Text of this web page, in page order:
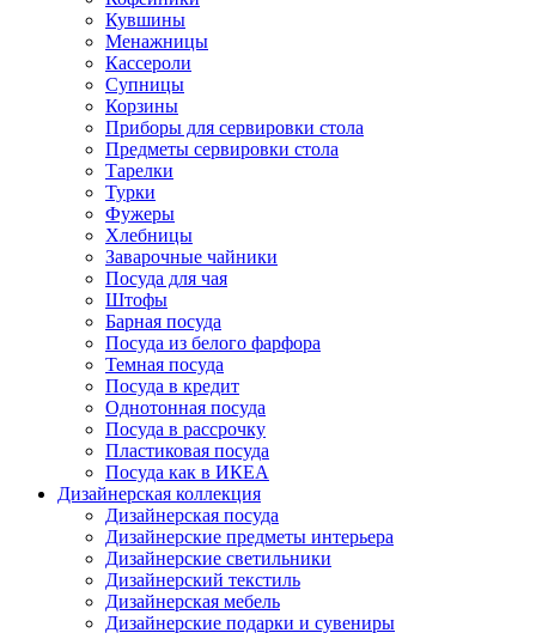
Кувшины
Менажницы
Кассероли
Супницы
Корзины
Приборы для сервировки стола
Предметы сервировки стола
Тарелки
Турки
Фужеры
Хлебницы
Заварочные чайники
Посуда для чая
Штофы
Барная посуда
Посуда из белого фарфора
Темная посуда
Посуда в кредит
Однотонная посуда
Посуда в рассрочку
Пластиковая посуда
Посуда как в ИКЕА
Дизайнерская коллекция
Дизайнерская посуда
Дизайнерские предметы интерьера
Дизайнерские светильники
Дизайнерский текстиль
Дизайнерская мебель
Дизайнерские подарки и сувениры